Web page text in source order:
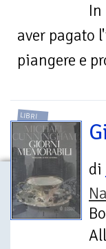
aver pagato
piangere e
LIBRI
di